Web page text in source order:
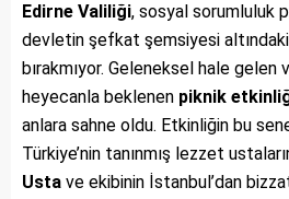
Edirne Valiliği, sosyal sorumluluk
devletin şefkat şemsiyesi altındaki
bırakmıyor. Geleneksel hale gelen
heyecanla beklenen piknik
anlara sahne oldu. Etkinliğin bu
Türkiye’nin tanınmış lezzet
Usta ve ekibinin İstanbul’dan